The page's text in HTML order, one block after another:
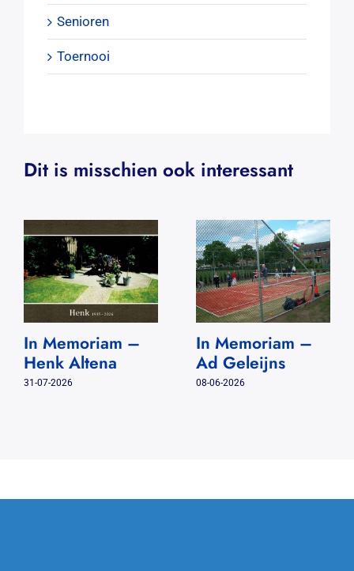
Senioren
Toernooi
Dit is misschien ook interessant
In Memoriam –
Henk Altena
31-07-2026
In Memoriam –
Ad Geleijns
08-06-2026